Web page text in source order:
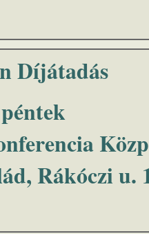
Díjátadás
Rákóczi u.